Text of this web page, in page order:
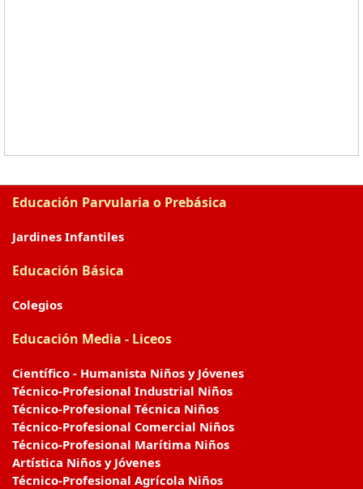
Educación Parvularia o Prebásica
Jardines Infantiles
Educación Básica
Colegios
Educación Media - Liceos
Científico - Humanista Niños y Jóvenes
Técnico-Profesional Industrial Niños
Técnico-Profesional Técnica Niños
Técnico-Profesional Comercial Niños
Técnico-Profesional Marítima Niños
Artística Niños y Jóvenes
Técnico-Profesional Agrícola Niños